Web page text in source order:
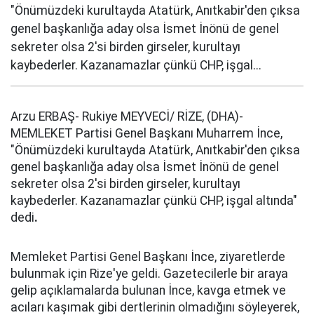
"Önümüzdeki kurultayda Atatürk, Anıtkabir'den çıksa
genel başkanlığa aday olsa İsmet İnönü de genel
sekreter olsa 2'si birden girseler, kurultayı
kaybederler. Kazanamazlar çünkü CHP, işgal...
Arzu ERBAŞ- Rukiye MEYVECİ/ RİZE, (DHA)-
MEMLEKET Partisi Genel Başkanı Muharrem İnce,
"Önümüzdeki kurultayda Atatürk, Anıtkabir'den çıksa
genel başkanlığa aday olsa İsmet İnönü de genel
sekreter olsa 2'si birden girseler, kurultayı
kaybederler. Kazanamazlar çünkü CHP, işgal altında"
dedi.
Memleket Partisi Genel Başkanı İnce, ziyaretlerde
bulunmak için Rize'ye geldi. Gazetecilerle bir araya
gelip açıklamalarda bulunan İnce, kavga etmek ve
acıları kaşımak gibi dertlerinin olmadığını söyleyerek,